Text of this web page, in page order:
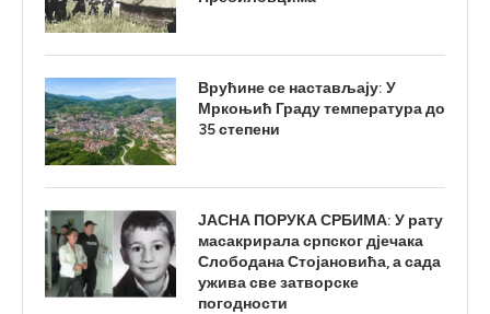
Врућине се настављају: У
Мркоњић Граду температура до
35 степени
ЈАСНА ПОРУКА СРБИМА: У рату
масакрирала српског дјечака
Слободана Стојановића, а сада
ужива све затворске
погодности